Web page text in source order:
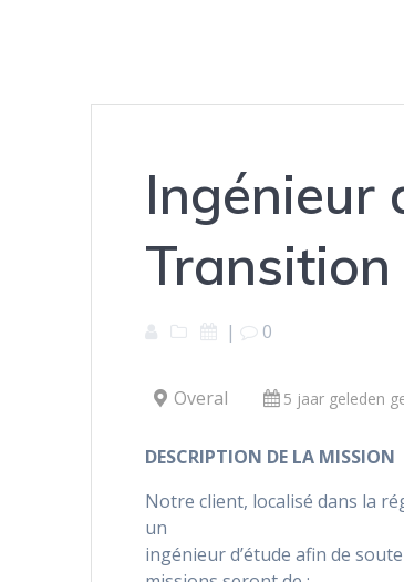
Ingénieur
| 0
Overal 5 jaar geleden
DESCRIPTION DE LA MISSION
Notre client, localisé dans la
un
ingénieur d’étude afin de